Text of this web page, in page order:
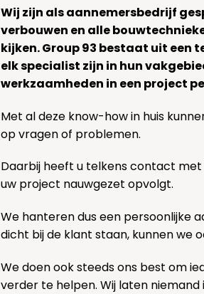
Wij zijn als aannemersbedrijf
verbouwen en alle
kijken. Group 93 bestaat uit een
elk specialist zijn in hun
werkzaamheden in een project
Met al deze know-how in huis
op vragen of problemen.
Daarbij heeft u telkens contact met
uw project nauwgezet opvolgt.
We hanteren dus een persoonlijke
dicht bij de klant staan, kunnen we
We doen ook steeds ons best om
verder te helpen. Wij laten niemand